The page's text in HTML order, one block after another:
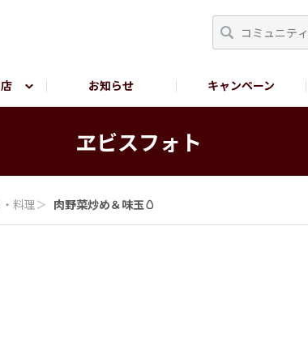
お知らせ キャンペーン
ヱビスフォト
料理＞ 肉野菜炒め＆味玉🥚